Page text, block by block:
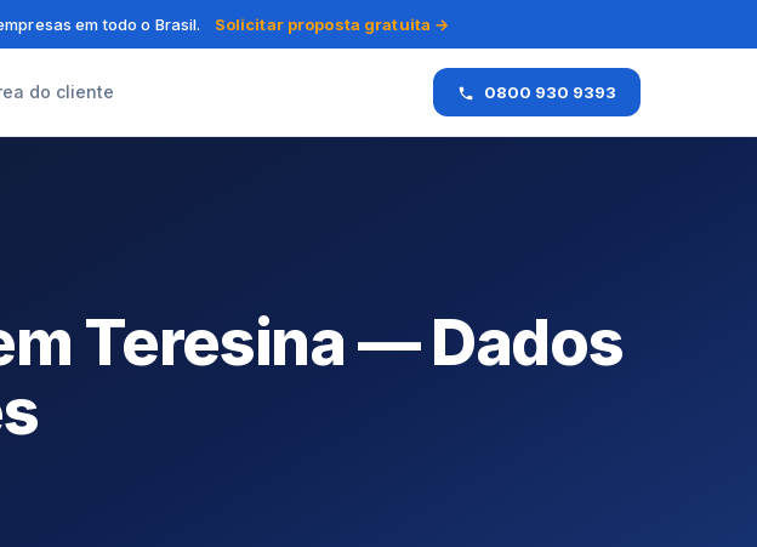
em todo o Brasil. Solicitar proposta gratuita →
do cliente 0800 930 9393
Teresina — Dados